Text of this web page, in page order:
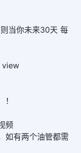
当你未来30天 每
view
频
如有两个油管都需